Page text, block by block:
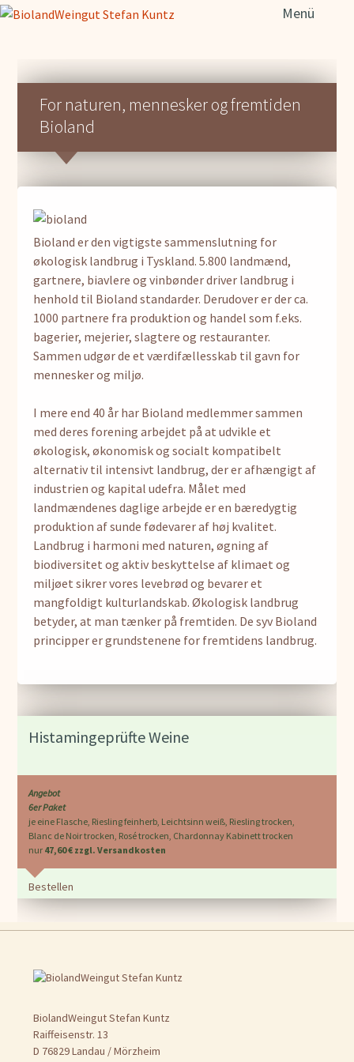
Menü
For naturen, mennesker og fremtiden
Bioland
Bioland er den vigtigste sammenslutning for
økologisk landbrug i Tyskland. 5.800 landmænd,
gartnere, biavlere og vinbønder driver landbrug i
henhold til Bioland standarder. Derudover er der ca.
1000 partnere fra produktion og handel som f.eks.
bagerier, mejerier, slagtere og restauranter.
Sammen udgør de et værdifællesskab til gavn for
mennesker og miljø.
I mere end 40 år har Bioland medlemmer sammen
med deres forening arbejdet på at udvikle et
økologisk, økonomisk og socialt kompatibelt
alternativ til intensivt landbrug, der er afhængigt af
industrien og kapital udefra. Målet med
landmændenes daglige arbejde er en bæredygtig
produktion af sunde fødevarer af høj kvalitet.
Landbrug i harmoni med naturen, øgning af
biodiversitet og aktiv beskyttelse af klimaet og
miljøet sikrer vores levebrød og bevarer et
mangfoldigt kulturlandskab. Økologisk landbrug
betyder, at man tænker på fremtiden. De syv Bioland
principper er grundstenene for fremtidens landbrug.
Histamingeprüfte Weine
Angebot
6er Paket
je eine Flasche, Riesling feinherb, Leichtsinn weiß, Riesling trocken,
Blanc de Noir trocken, Rosé trocken, Chardonnay Kabinett trocken
nur 47,60 € zzgl. Versandkosten
Bestellen
BiolandWeingut Stefan Kuntz
Raiffeisenstr. 13
D 76829 Landau / Mörzheim